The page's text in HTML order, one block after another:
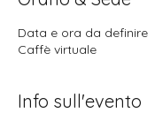
Data e ora da definire
Caffè virtuale
Info sull'evento